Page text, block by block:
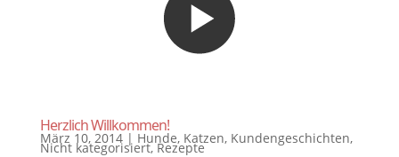
Herzlich Willkommen!
März 10, 2014| Hunde, Katzen, Kundengeschichten,
Nicht kategorisiert,Rezepte